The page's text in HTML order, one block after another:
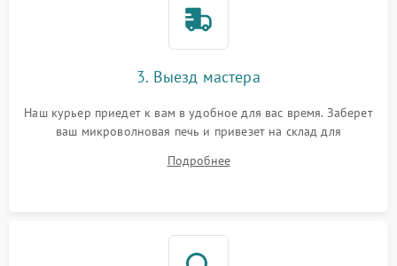
3. Выезд мастера
Наш курьер приедет к вам в удобное для вас время. Заберет
ваш микроволновая печь и привезет на склад для
Подробнее